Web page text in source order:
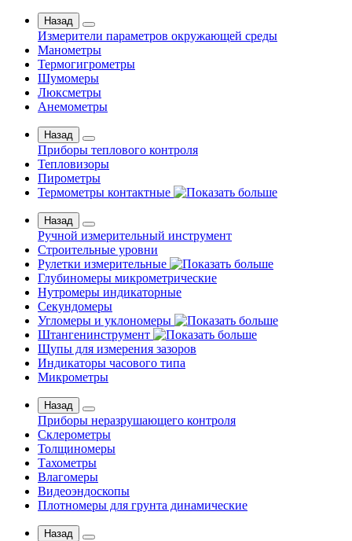
Назад
Измерители параметров окружающей среды
Манометры
Термогигрометры
Шумомеры
Люксметры
Анемометры
Назад
Приборы теплового контроля
Тепловизоры
Пирометры
Термометры контактные
Назад
Ручной измерительный инструмент
Строительные уровни
Рулетки измерительные
Глубиномеры микрометрические
Нутромеры индикаторные
Секундомеры
Угломеры и уклономеры
Штангенинструмент
Щупы для измерения зазоров
Индикаторы часового типа
Микрометры
Назад
Приборы неразрушающего контроля
Склерометры
Толщиномеры
Тахометры
Влагомеры
Видеоэндоскопы
Плотномеры для грунта динамические
Назад